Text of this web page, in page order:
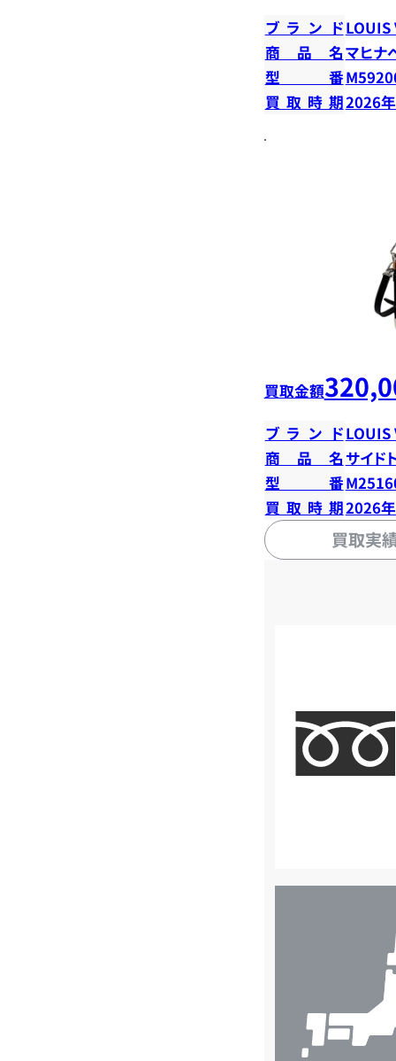
ブランドLOUIS
商品名マヒナ
型番
買取時期2026
買取金額
ブランドLOUIS
商品名 サイド
型番
買取時期2026
買取実